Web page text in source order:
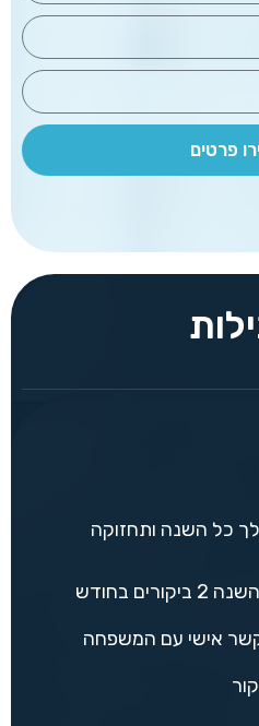
פרטים
כל השנה ותחזוקה
אישי עם המשפחה